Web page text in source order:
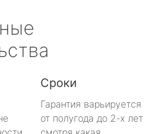
Сроки
Гарантия варьируется
от полугода до 2-х лет